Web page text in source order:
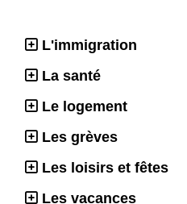
L'immigration
La santé
Le logement
Les grèves
Les loisirs et fêtes
Les vacances